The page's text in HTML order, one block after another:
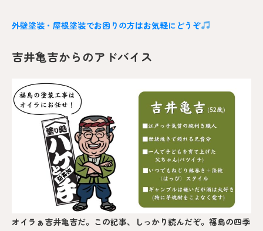
外壁塗装・屋根塗装でお困りの方はお気軽にどうぞ
吉井亀吉からのアドバイス
オイラぁ吉井亀吉だ。この記事、しっかり読んだぞ。福島の四季